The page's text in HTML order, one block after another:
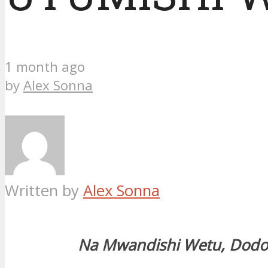
1 month ago
byAlex Sonna
Written by Alex Sonna
Na Mwandishi Wetu,